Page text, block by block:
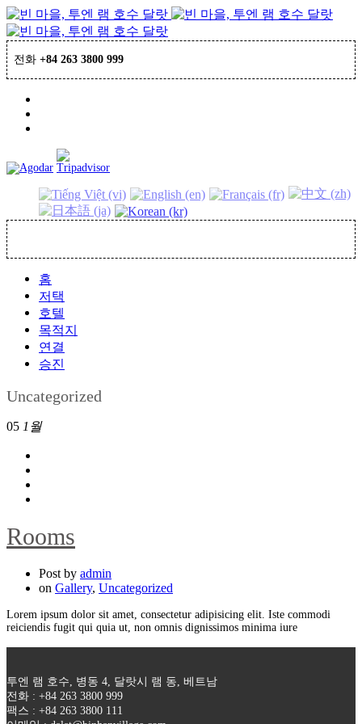
전화 +84 263 3800 999
홈
저택
호텔
목적지
연결
승진
Uncategorized
05 1월
Rooms
Post by admin
on Gallery, Uncategorized
Lorem ipsum dolor sit amet, consectetur adipisicing elit. Iste commodi
reiciendis fugit qui quia ut, non omnis dignissimos minima iure
투엔 램 호수, 병동 4, 달랏시 램 동, 베트남
전화 : +84 263 3800 999
팩스 : +84 263 3800 111